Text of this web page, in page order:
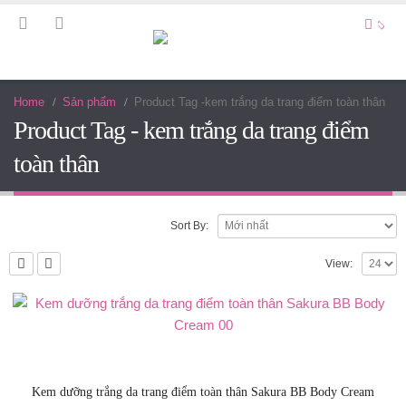
Home Sản phẩm Product Tag -kem trắng da trang điểm toàn thân
Product Tag - kem trắng da trang điểm
toàn thân
Sort By:
View:
Kem dưỡng trắng da trang điểm toàn thân Sakura BB Body Cream